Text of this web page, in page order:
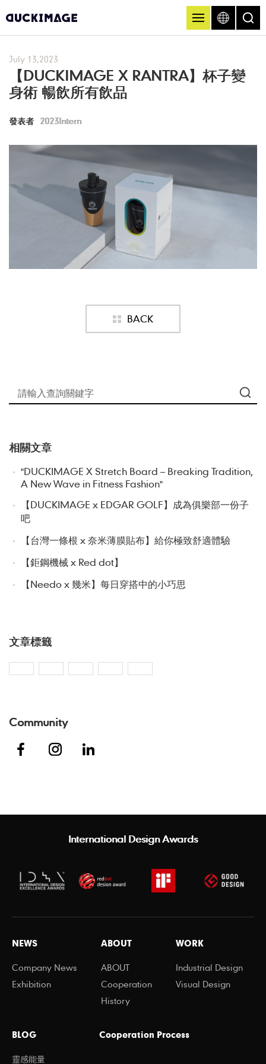
July 13,2023
【DUCKIMAGE X RANTRA】杯子變
身術 暢飲所有飲品
發表者 2023Intern
BACK
相關文章
"DUCKIMAGE X Stretch Board – Breaking Tradition,
A New Wave in Fitness Fashion"
【DUCKIMAGE x EDGAR GOLF】成為俱樂部一份子
吧
【台灣一條根 x 奈米薄膜貼布】給你極致舒適體驗
【鉅鋼機械 x Red dot】
【Needo x 幾米】每日穿搭中的小巧思
文章標籤
Community
International Design Awards
NEWS
Company News
Exhibition
ABOUT
ABOUT
Cooperation
History
WORK
Industrial Design
Visual Design
BLOG
靈感能量
Cooperation Process